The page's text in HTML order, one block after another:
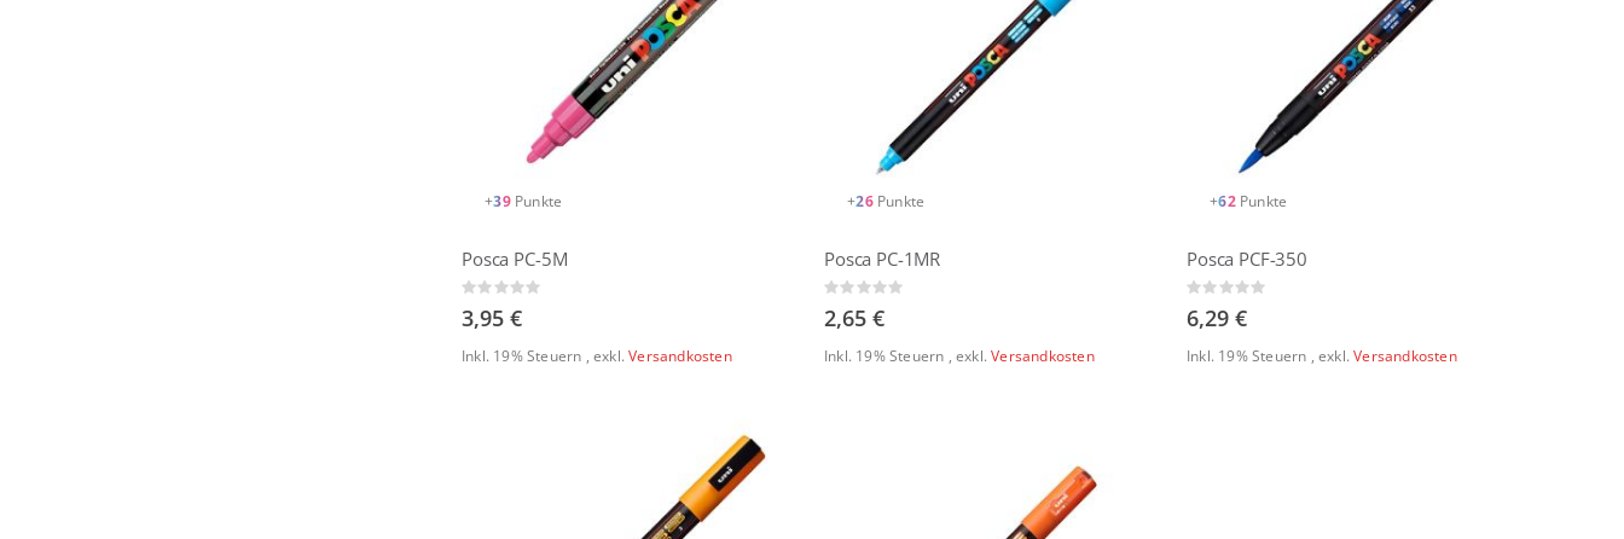
+39 Punkte
Posca PC-5M
Rating:
0%
3,95 €
Inkl. 19% Steuern ,exkl.Versandkosten
+26 Punkte
Posca PC-1MR
Rating:
0%
2,65 €
Inkl. 19% Steuern , exkl.Versandkosten
+62 Punkte
Posca PCF-350
Rating:
0%
6,29 €
Inkl. 19% Steuern , exkl.Versandkosten